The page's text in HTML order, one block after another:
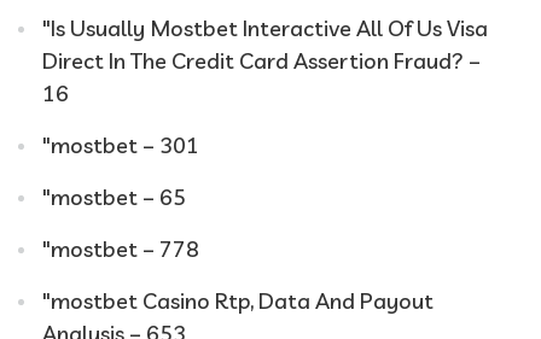
"Is Usually Mostbet Interactive All Of Us Visa
Direct In The Credit Card Assertion Fraud? –
16
"mostbet – 301
"mostbet – 65
"mostbet – 778
"mostbet Casino Rtp, Data And Payout